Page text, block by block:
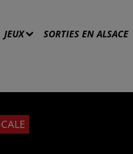
JEUX SORTIES EN ALSACE